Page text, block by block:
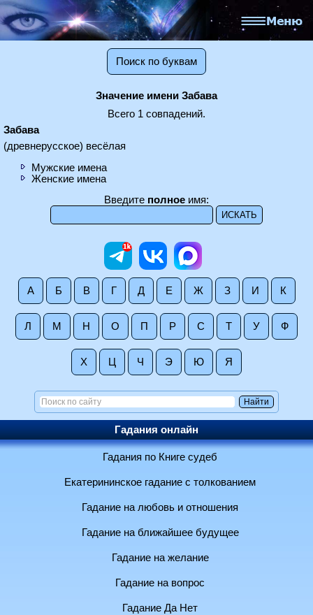
Поиск по буквам
Значение имени Забава
Всего 1 совпадений.
Забава
(древнерусское) весёлая
Мужские имена
Женские имена
Введите полное имя:
А Б В Г Д Е Ж З И К
Л М Н О П Р С Т У Ф
Х Ц Ч Э Ю Я
Гадания онлайн
Гадания по Книге судеб
Екатерининское гадание с толкованием
Гадание на любовь и отношения
Гадание на ближайшее будущее
Гадание на желание
Гадание на вопрос
Гадание Да Нет